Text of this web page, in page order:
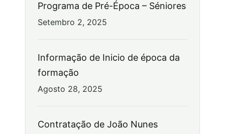
Programa de Pré-Época – Séniores
Setembro 2, 2025
Informação de Inicio de época da
formação
Agosto 28, 2025
Contratação de João Nunes